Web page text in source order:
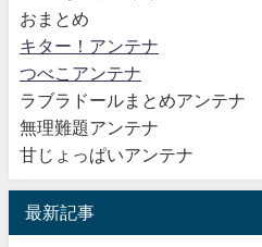
おまとめ
キター！アンテナ
つべこアンテナ
ラブラドールまとめアンテナ
無理難題アンテナ
甘じょっぱいアンテナ
最新記事